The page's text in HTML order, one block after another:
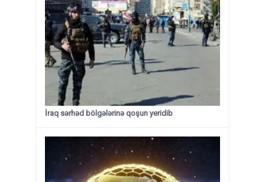
İraq sərhəd bölgələrinə qoşun yeridib